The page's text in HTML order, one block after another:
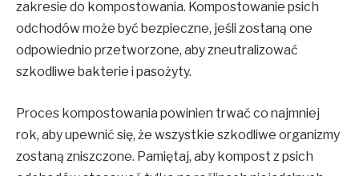
zakresie do kompostowania. Kompostowanie psich
odchodów może być bezpieczne, jeśli zostaną one
odpowiednio przetworzone, aby zneutralizować
szkodliwe bakterie i pasożyty.
Proces kompostowania powinien trwać co najmniej
rok, aby upewnić się, że wszystkie szkodliwe organizmy
zostaną zniszczone. Pamiętaj, aby kompost z psich